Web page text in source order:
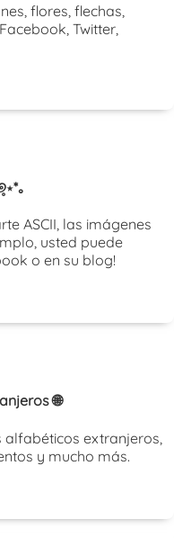
flores, flechas,
Twitter,
｡
ASCII, las imágenes
usted puede
o en su blog!
🌐
alfabéticos extranjeros,
y mucho más.